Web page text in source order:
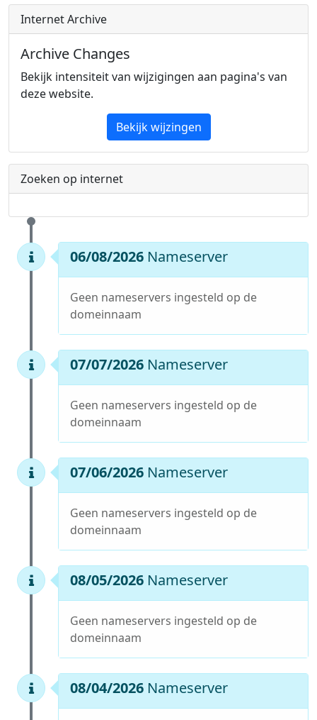
Internet Archive
Archive Changes
Bekijk intensiteit van wijzigingen aan pagina's van
deze website.
Bekijk wijzingen
Zoeken op internet
06/08/2026 Nameserver
Geen nameservers ingesteld op de
domeinnaam
07/07/2026 Nameserver
Geen nameservers ingesteld op de
domeinnaam
07/06/2026 Nameserver
Geen nameservers ingesteld op de
domeinnaam
08/05/2026 Nameserver
Geen nameservers ingesteld op de
domeinnaam
08/04/2026 Nameserver